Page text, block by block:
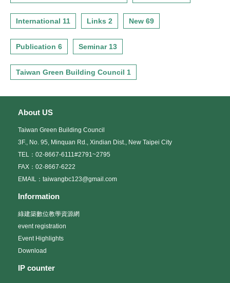
International 11 Links 2 New 69
Publication 6 Seminar 13
Taiwan Green Building Council 1
About US
Taiwan Green Building Council
3F., No. 95, Minquan Rd., Xindian Dist., New Taipei City
TEL：02-8667-6111#2791~2795
FAX：02-8667-6222
EMAIL：taiwangbc123@gmail.com
Information
綠建築數位教學資源網
event registration
Event Highlights
Download
IP counter